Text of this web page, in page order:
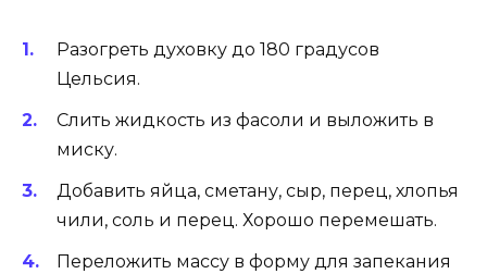
Разогреть духовку до 180 градусов
Цельсия.
Слить жидкость из фасоли и выложить в
миску.
Добавить яйца, сметану, сыр, перец, хлопья
чили, соль и перец. Хорошо перемешать.
Переложить массу в форму для запекания